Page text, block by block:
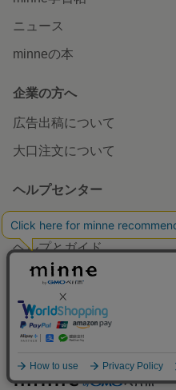
ニュース
minneの本
企業の方へ
広告出稿について
大口注文について
ヘルプセンター
お知らせ
ヘルプとガイド
利用規約
minneのセキュリティ
お問い合わせ